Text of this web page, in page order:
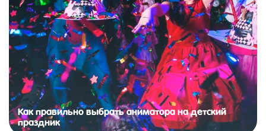
Как правильно выбрать аниматора на детский
праздник